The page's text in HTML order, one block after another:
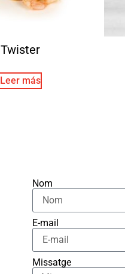
Twister
Leer más
Nom
E-mail
Missatge